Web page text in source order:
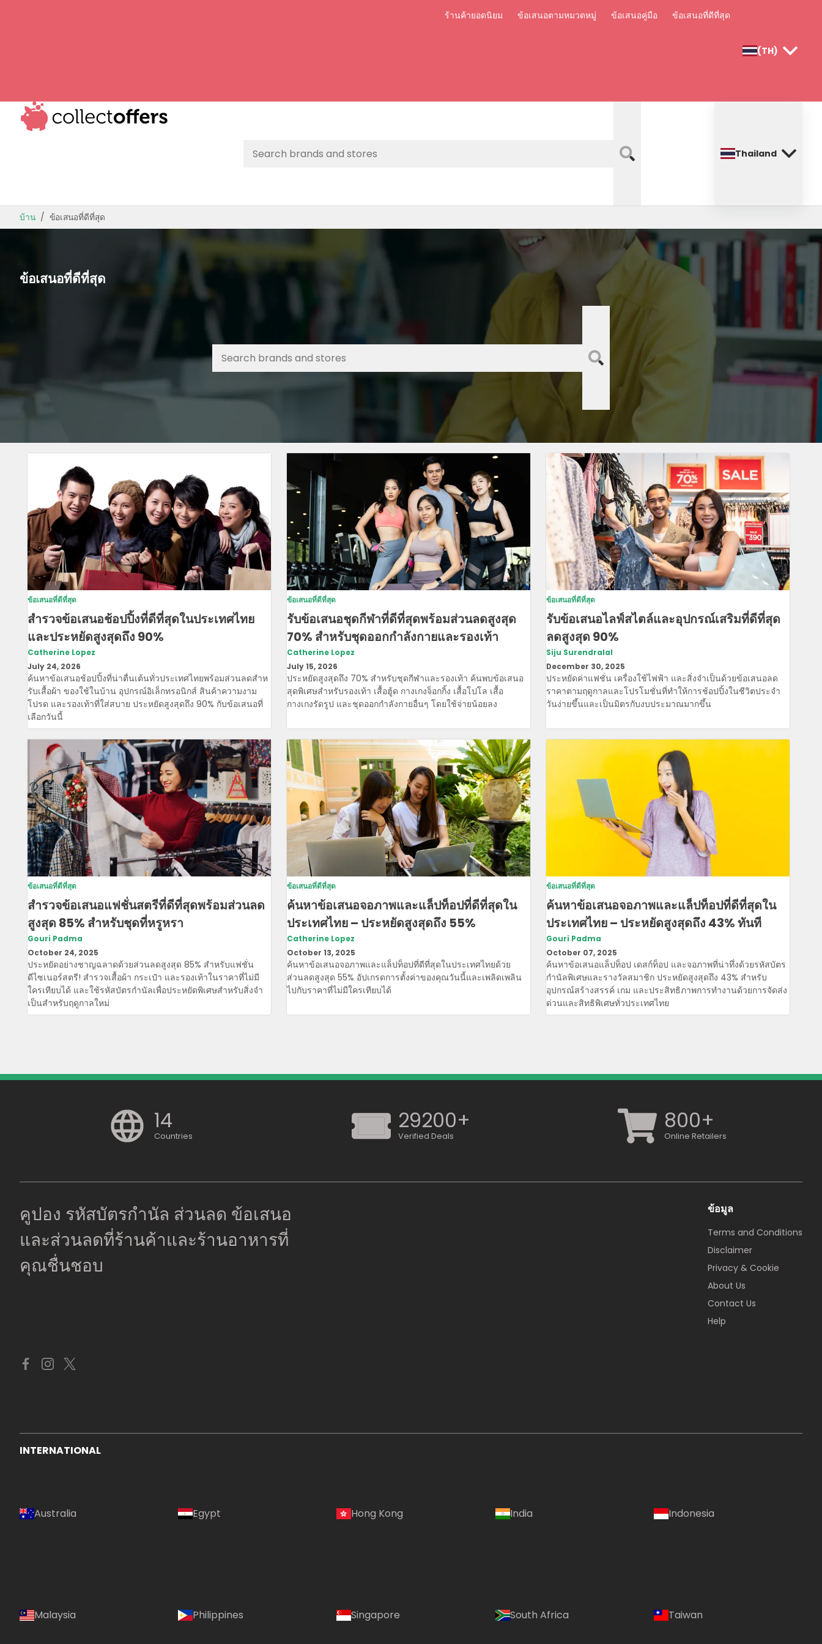
ร้านค้ายอดนิยม ข้อเสนอตามหมวดหมู่ ข้อเสนอคู่มือ ข้อเสนอที่ดีที่สุด
(TH)
ร้านค้ายอดนิยม
ข้อเสนอที่ดีที่สุด
Thailand
บ้าน ข้อเสนอที่ดีที่สุด
ข้อเสนอที่ดีที่สุด
ข้อเสนอที่ดีที่สุด
สํารวจข้อเสนอช้อปปิ้งที่ดีที่สุดในประเทศไทย
และประหยัดสูงสุดถึง 90%
Catherine Lopez
July 24, 2026
ค้นหาข้อเสนอช้อปปิ้งที่น่าตื่นเต้นทั่วประเทศไทยพร้อมส่วนลดสําห
รับเสื้อผ้า ของใช้ในบ้าน อุปกรณ์อิเล็กทรอนิกส์ สินค้าความงาม
โปรด และรองเท้าที่ใส่สบาย ประหยัดสูงสุดถึง 90% กับข้อเสนอที่
เลือกวันนี้
ข้อเสนอที่ดีที่สุด
รับข้อเสนอชุดกีฬาที่ดีที่สุดพร้อมส่วนลดสูงสุด
70% สําหรับชุดออกกําลังกายและรองเท้า
Catherine Lopez
July 15, 2026
ประหยัดสูงสุดถึง 70% สําหรับชุดกีฬาและรองเท้า ค้นพบข้อเสนอ
สุดพิเศษสําหรับรองเท้า เสื้อฮู้ด กางเกงจ็อกกิ้ง เสื้อโปโล เสื้อ
กางเกงรัดรูป และชุดออกกําลังกายอื่นๆ โดยใช้จ่ายน้อยลง
ข้อเสนอที่ดีที่สุด
รับข้อเสนอไลฟ์สไตล์และอุปกรณ์เสริมที่ดีที่สุด
ลดสูงสุด 90%
Siju Surendralal
December 30, 2025
ประหยัดค่าแฟชั่น เครื่องใช้ไฟฟ้า และสิ่งจําเป็นด้วยข้อเสนอลด
ราคาตามฤดูกาลและโปรโมชั่นที่ทําให้การช้อปปิ้งในชีวิตประจํา
วันง่ายขึ้นและเป็นมิตรกับงบประมาณมากขึ้น
ข้อเสนอที่ดีที่สุด
สํารวจข้อเสนอแฟชั่นสตรีที่ดีที่สุดพร้อมส่วนลด
สูงสุด 85% สําหรับชุดที่หรูหรา
Gouri Padma
October 24, 2025
ประหยัดอย่างชาญฉลาดด้วยส่วนลดสูงสุด 85% สําหรับแฟชั่น
ดีไซเนอร์สตรี! สํารวจเสื้อผ้า กระเป๋า และรองเท้าในราคาที่ไม่มี
ใครเทียบได้ และใช้รหัสบัตรกํานัลเพื่อประหยัดพิเศษสําหรับสิ่งจํา
เป็นสําหรับฤดูกาลใหม่
ข้อเสนอที่ดีที่สุด
ค้นหาข้อเสนอจอภาพและแล็ปท็อปที่ดีที่สุดใน
ประเทศไทย – ประหยัดสูงสุดถึง 55%
Catherine Lopez
October 13, 2025
ค้นหาข้อเสนอจอภาพและแล็ปท็อปที่ดีที่สุดในประเทศไทยด้วย
ส่วนลดสูงสุด 55% อัปเกรดการตั้งค่าของคุณวันนี้และเพลิดเพลิน
ไปกับราคาที่ไม่มีใครเทียบได้
ข้อเสนอที่ดีที่สุด
ค้นหาข้อเสนอจอภาพและแล็ปท็อปที่ดีที่สุดใน
ประเทศไทย – ประหยัดสูงสุดถึง 43% ทันที
Gouri Padma
October 07, 2025
ค้นหาข้อเสนอแล็ปท็อป เดสก์ท็อป และจอภาพที่น่าทึ่งด้วยรหัสบัตร
กํานัลพิเศษและรางวัลสมาชิก ประหยัดสูงสุดถึง 43% สําหรับ
อุปกรณ์สร้างสรรค์ เกม และประสิทธิภาพการทํางานด้วยการจัดส่ง
ด่วนและสิทธิพิเศษทั่วประเทศไทย
14
Countries
29200+
Verified Deals
800+
Online Retailers
คูปอง รหัสบัตรกํานัล ส่วนลด ข้อเสนอ
และส่วนลดที่ร้านค้าและร้านอาหารที่
คุณชื่นชอบ
ข้อมูล
Terms and Conditions
Disclaimer
Privacy & Cookie
About Us
Contact Us
Help
INTERNATIONAL
Australia Egypt Hong Kong India Indonesia
Malaysia Philippines Singapore South Africa Taiwan